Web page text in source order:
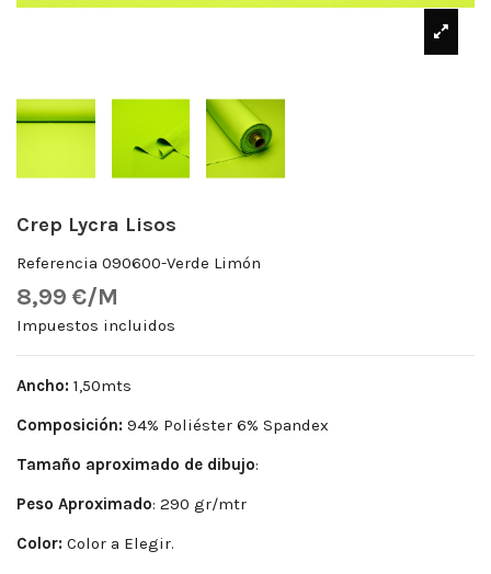
Crep Lycra Lisos
Referencia 090600-Verde Limón
8,99 €/M
Impuestos incluidos
Ancho: 1,50mts
Composición: 94% Poliéster 6% Spandex
Tamaño aproximado de dibujo:
Peso Aproximado: 290 gr/mtr
Color: Color a Elegir.